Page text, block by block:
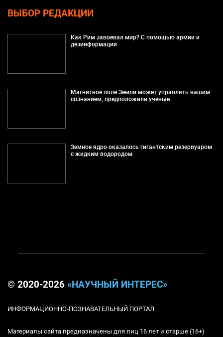
ВЫБОР РЕДАКЦИИ
Как Рим завоевал мир? С помощью армии и
дезинформации
Магнитное поле Земли может управлять нашим
сознанием, предположили ученые
Земное ядро оказалось гигантским резервуаром
с жидким водородом
© 2020-2026 «НАУЧНЫЙ ИНТЕРЕС»
ИНФОРМАЦИОННО-ПОЗНАВАТЕЛЬНЫЙ ПОРТАЛ
Материалы сайта предназначены для лиц 16 лет и старше (16+)